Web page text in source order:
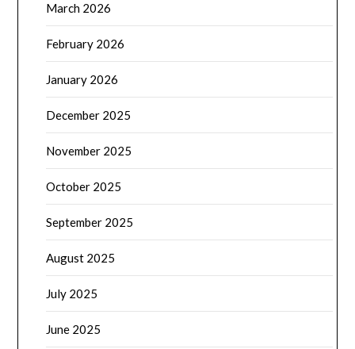
March 2026
February 2026
January 2026
December 2025
November 2025
October 2025
September 2025
August 2025
July 2025
June 2025